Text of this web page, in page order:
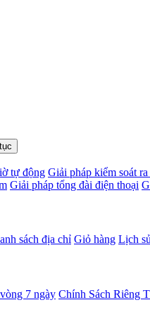
tự động Giải pháp kiểm soát
Giải pháp tổng đài điện thoại
sách địa chỉ Giỏ hàng Lịch
7 ngày Chính Sách Riêng